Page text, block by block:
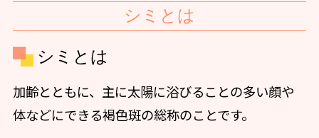
シミとは
シミとは
加齢とともに、主に太陽に浴びることの多い顔や
体などにできる褐色斑の総称のことです。